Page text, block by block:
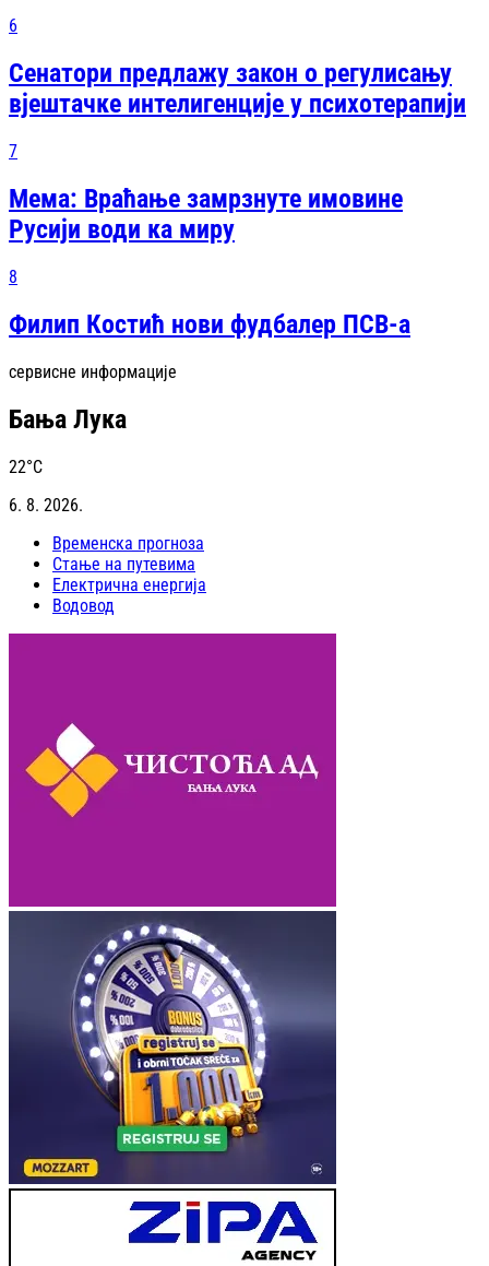
6
Сенатори предлажу закон о регулисању
вјештачке интелигенције у психотерапији
7
Мема: Враћање замрзнуте имовине
Русији води ка миру
8
Филип Костић нови фудбалер ПСВ-а
сервисне информације
Бања Лука
22°C
6. 8. 2026.
Временска прогноза
Стање на путевима
Електрична енергија
Водовод